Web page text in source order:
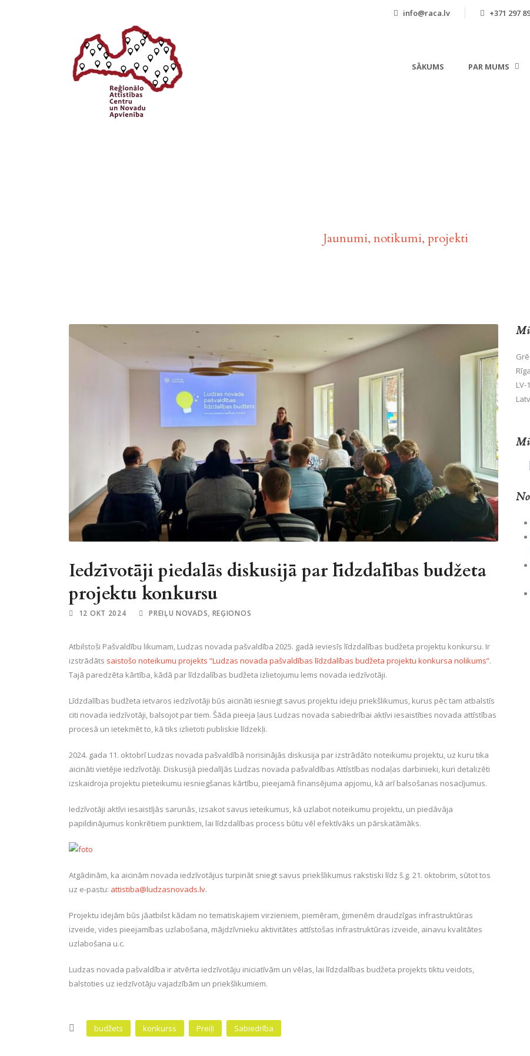
info@raca.lv +371 297
SĀKUMS PAR MUMS
Jaunumi, notikumi, projekti
Iedzīvotāji piedalās diskusijā par līdzdalības budžeta
projektu konkursu
12 OKT 2024 PREIĻU NOVADS, REĢIONOS
Atbilstoši Pašvaldību likumam, Ludzas novada pašvaldība 2025. gadā ieviesīs līdzdalības budžeta projektu konkursu. Ir
izstrādāts saistošo noteikumu projekts “Ludzas novada pašvaldības līdzdalības budžeta projektu konkursa nolikums”.
Tajā paredzēta kārtība, kādā par līdzdalības budžeta izlietojumu lems novada iedzīvotāji.
Līdzdalības budžeta ietvaros iedzīvotāji būs aicināti iesniegt savus projektu ideju priekšlikumus, kurus pēc tam atbalstīs
citi novada iedzīvotāji, balsojot par tiem. Šāda pieeja ļaus Ludzas novada sabiedrībai aktīvi iesaistīties novada attīstības
procesā un ietekmēt to, kā tiks izlietoti publiskie līdzekļi.
2024. gada 11. oktobrī Ludzas novada pašvaldībā norisinājās diskusija par izstrādāto noteikumu projektu, uz kuru tika
aicināti vietējie iedzīvotāji. Diskusijā piedalījās Ludzas novada pašvaldības Attīstības nodaļas darbinieki, kuri detalizēti
izskaidroja projektu pieteikumu iesniegšanas kārtību, pieejamā finansējuma apjomu, kā arī balsošanas nosacījumus.
Iedzīvotāji aktīvi iesaistījās sarunās, izsakot savus ieteikumus, kā uzlabot noteikumu projektu, un piedāvāja
papildinājumus konkrētiem punktiem, lai līdzdalības process būtu vēl efektīvāks un pārskatāmāks.
Atgādinām, ka aicinām novada iedzīvotājus turpināt sniegt savus priekšlikumus rakstiski līdz š.g. 21. oktobrim, sūtot tos
uz e-pastu: attistiba@ludzasnovads.lv.
Projektu idejām būs jāatbilst kādam no tematiskajiem virzieniem, piemēram, ģimenēm draudzīgas infrastruktūras
izveide, vides pieejamības uzlabošana, mājdzīvnieku aktivitātes attīstošas infrastruktūras izveide, ainavu kvalitātes
uzlabošana u.c.
Ludzas novada pašvaldība ir atvērta iedzīvotāju iniciatīvām un vēlas, lai līdzdalības budžeta projekts tiktu veidots,
balstoties uz iedzīvotāju vajadzībām un priekšlikumiem.
budžets konkurss Preiļi Sabiedrība
Rīga,
LV-